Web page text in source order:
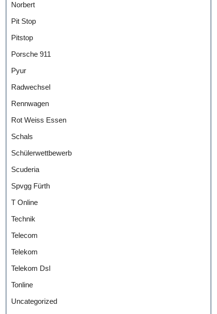
Norbert
Pit Stop
Pitstop
Porsche 911
Pyur
Radwechsel
Rennwagen
Rot Weiss Essen
Schals
Schülerwettbewerb
Scuderia
Spvgg Fürth
T Online
Technik
Telecom
Telekom
Telekom Dsl
Tonline
Uncategorized